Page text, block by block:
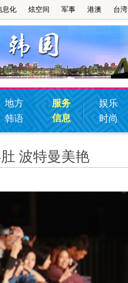
息化 炫空间 军事 港澳 台湾
地方
韩语
服务
信息
娱乐
时尚
波特曼美艳